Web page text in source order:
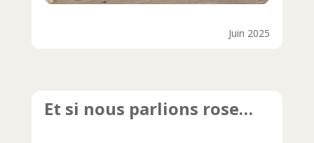
Juin 2025
Et si nous parlions rose…